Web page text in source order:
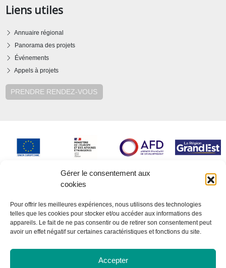
Gérer le consentement aux
cookies
Pour offrir les meilleures expériences, nous utilisons des technologies
telles que les cookies pour stocker et/ou accéder aux informations des
appareils. Le fait de ne pas consentir ou de retirer son consentement peut
avoir un effet négatif sur certaines caractéristiques et fonctions du site.
Accepter
Liens utiles
Annuaire régional
Panorama des projets
Événements
Appels à projets
PRENDRE RENDEZ-VOUS